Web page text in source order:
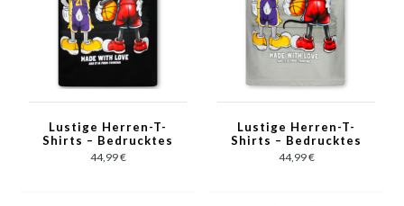
Lustige Herren-T-
Shirts – Bedrucktes
Herren-T-Shirt –
Oversize-Herren-T-
44,99 €
Lustige Herren-T-
Shirts – Bedrucktes
Herren-T-Shirt –
Oversize-Herren-T-
44,99 €